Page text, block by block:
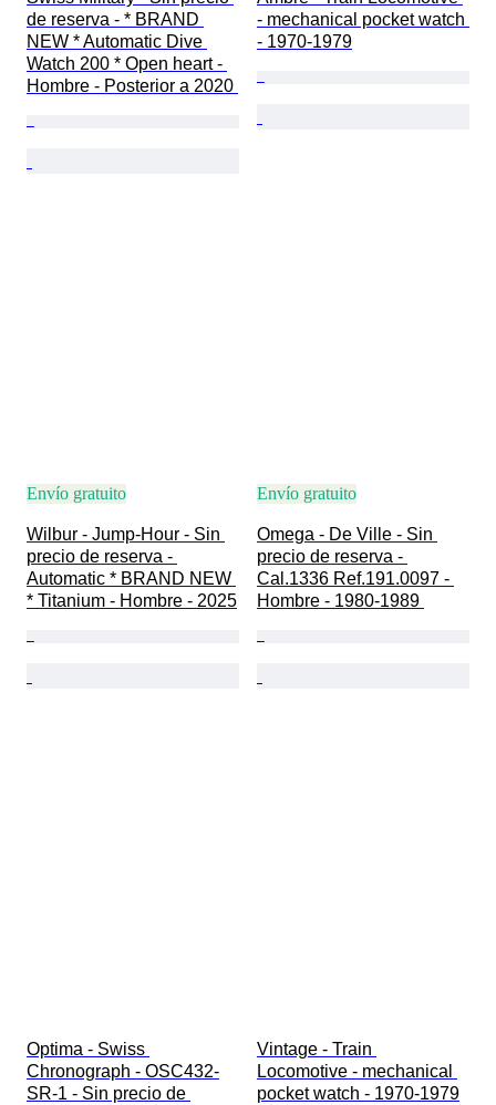
de reserva - * BRAND
NEW * Automatic Dive
Watch 200 * Open heart -
Hombre - Posterior a 2020
- mechanical pocket watch
- 1970-1979
Envío gratuito
Wilbur - Jump-Hour - Sin
precio de reserva -
Automatic * BRAND NEW
* Titanium - Hombre - 2025
Envío gratuito
Omega - De Ville - Sin
precio de reserva -
Cal.1336 Ref.191.0097 -
Hombre - 1980-1989
Optima - Swiss
Chronograph - OSC432-
SR-1 - Sin precio de
Vintage - Train
Locomotive - mechanical
pocket watch - 1970-1979